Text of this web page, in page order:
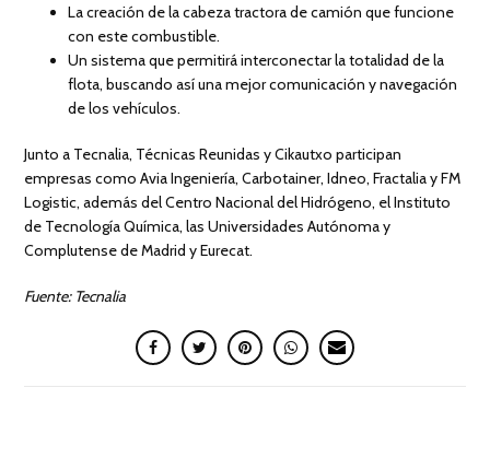
La creación de la cabeza tractora de camión que funcione
con este combustible.
Un sistema que permitirá interconectar la totalidad de la
flota, buscando así una mejor comunicación y navegación
de los vehículos.
Junto a Tecnalia, Técnicas Reunidas y Cikautxo participan
empresas como Avia Ingeniería, Carbotainer, Idneo, Fractalia y FM
Logistic, además del Centro Nacional del Hidrógeno, el Instituto
de Tecnología Química, las Universidades Autónoma y
Complutense de Madrid y Eurecat.
Fuente: Tecnalia